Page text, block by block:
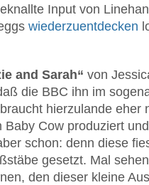
Input von
wiederzuentdecken
and Sarah“ von
die BBC ihn im
hierzulande eher
Cow produziert
schon: denn diese
gesetzt. Mal
den dieser kleine